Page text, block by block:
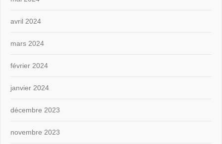
avril 2024
mars 2024
février 2024
janvier 2024
décembre 2023
novembre 2023